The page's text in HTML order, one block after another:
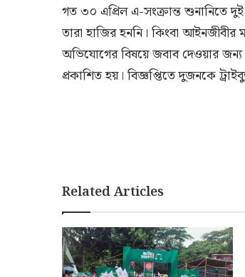
গত ৩০ এপ্রিল এ-সংক্রান্ত শুনানিতে দুই
তারা হাজির হননি। কিংবা আইনজীবীর
অভিযোগের বিষয়ে জবাব দেওয়ার জন্য
প্রকাশিত হয়। বিজ্ঞপ্তিতে দুজনকে
Related Articles